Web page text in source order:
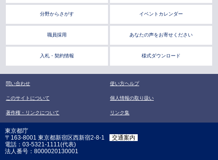
分野からさがす イベントカレンダー
職員採用 あなたの声をお寄せください
入札・契約情報 様式ダウンロード
問い合わせ 使い方ヘルプ
このサイトについて 個人情報の取り扱い
著作権・リンクについて リンク集
東京都庁
〒163-8001 東京都新宿区西新宿2-8-1
交通案内
電話：03-5321-1111(代表)
法人番号：8000020130001